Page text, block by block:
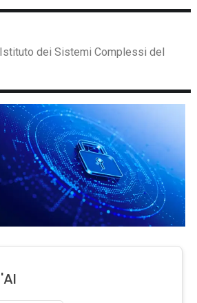
dei Sistemi Complessi del